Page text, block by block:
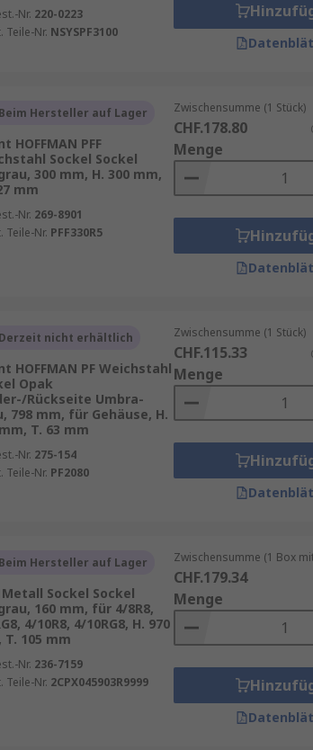
Nr. 220-0223
Teile-Nr. NSYSPF3100
Beim Hersteller auf Lager
HOFFMAN PFF
Sockel Sockel
300 mm, H. 300 mm,
mm
Nr. 269-8901
Teile-Nr. PFF330R5
Zwischensumme (1 Stück)
CHF.178.80
Menge
Derzeit nicht erhältlich
HOFFMAN PF Weichstahl
Opak
Rückseite Umbra-
798 mm, für Gehäuse, H.
T. 63 mm
Nr. 275-154
Teile-Nr. PF2080
Zwischensumme (1 Stück)
CHF.115.33
Menge
Beim Hersteller auf Lager
Metall Sockel Sockel
160 mm, für 4/8R8,
4/10R8, 4/10RG8, H. 970
T. 105 mm
Nr. 236-7159
Teile-Nr. 2CPX045903R9999
Zwischensumme (1 Box
CHF.179.34
Menge